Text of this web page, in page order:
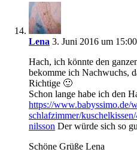
Lena 3. Juni 2016 um
Hach, ich könnte den
bekomme ich Nachwuchs,
Richtige 🙂
Schon lange habe ich den
https://www.babyssimo.de/
schlafzimmer/
nilsson Der würde sich so
Schöne Grüße Lena